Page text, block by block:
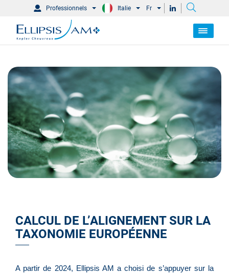
Professionnels Italie Fr
CALCUL DE L’ALIGNEMENT SUR LA
TAXONOMIE EUROPÉENNE
​​​​​​​A partir de 2024, Ellipsis AM a choisi de s’appuyer sur la